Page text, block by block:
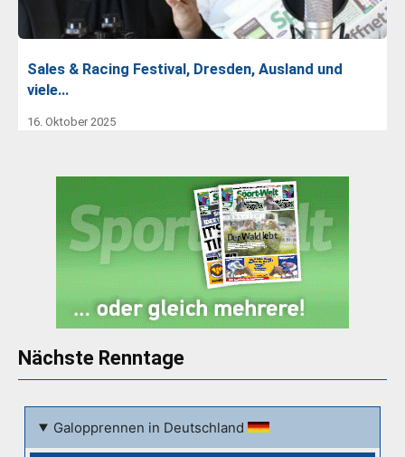
Sales & Racing Festival, Dresden, Ausland und
viele…
16. Oktober 2025
Nächste Renntage
Galopprennen in Deutschland